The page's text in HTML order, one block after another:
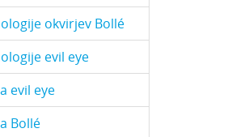
okvirjev Bollé
evil eye
evil eye
Bollé